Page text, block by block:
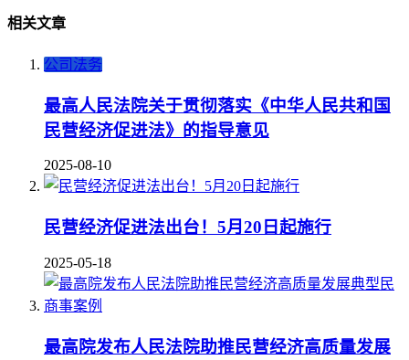
相关文章
公司法务
最高人民法院关于贯彻落实《中华人民共和国
民营经济促进法》的指导意见
2025-08-10
民营经济促进法出台！5月20日起施行
2025-05-18
最高院发布人民法院助推民营经济高质量发展